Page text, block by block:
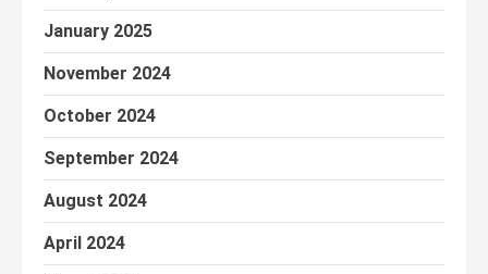
January 2025
November 2024
October 2024
September 2024
August 2024
April 2024